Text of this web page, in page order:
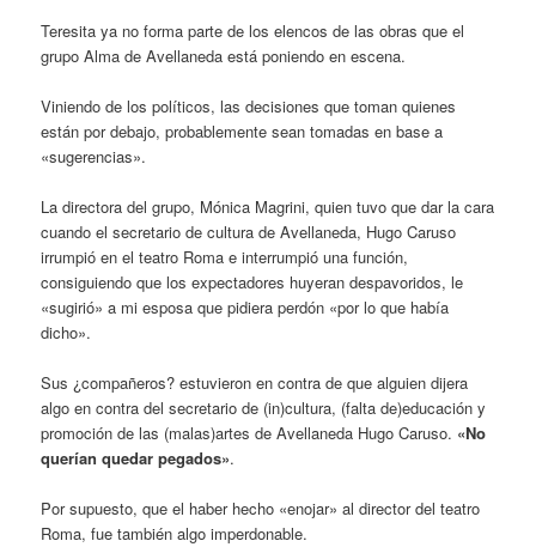
Teresita ya no forma parte de los elencos de las obras que el
grupo Alma de Avellaneda está poniendo en escena.
Viniendo de los políticos, las decisiones que toman quienes
están por debajo, probablemente sean tomadas en base a
«sugerencias».
La directora del grupo, Mónica Magrini, quien tuvo que dar la cara
cuando el secretario de cultura de Avellaneda, Hugo Caruso
irrumpió en el teatro Roma e interrumpió una función,
consiguiendo que los expectadores huyeran despavoridos, le
«sugirió» a mi esposa que pidiera perdón «por lo que había
dicho».
Sus ¿compañeros? estuvieron en contra de que alguien dijera
algo en contra del secretario de (in)cultura, (falta de)educación y
promoción de las (malas)artes de Avellaneda Hugo Caruso. «No
querían quedar pegados».
Por supuesto, que el haber hecho «enojar» al director del teatro
Roma, fue también algo imperdonable.